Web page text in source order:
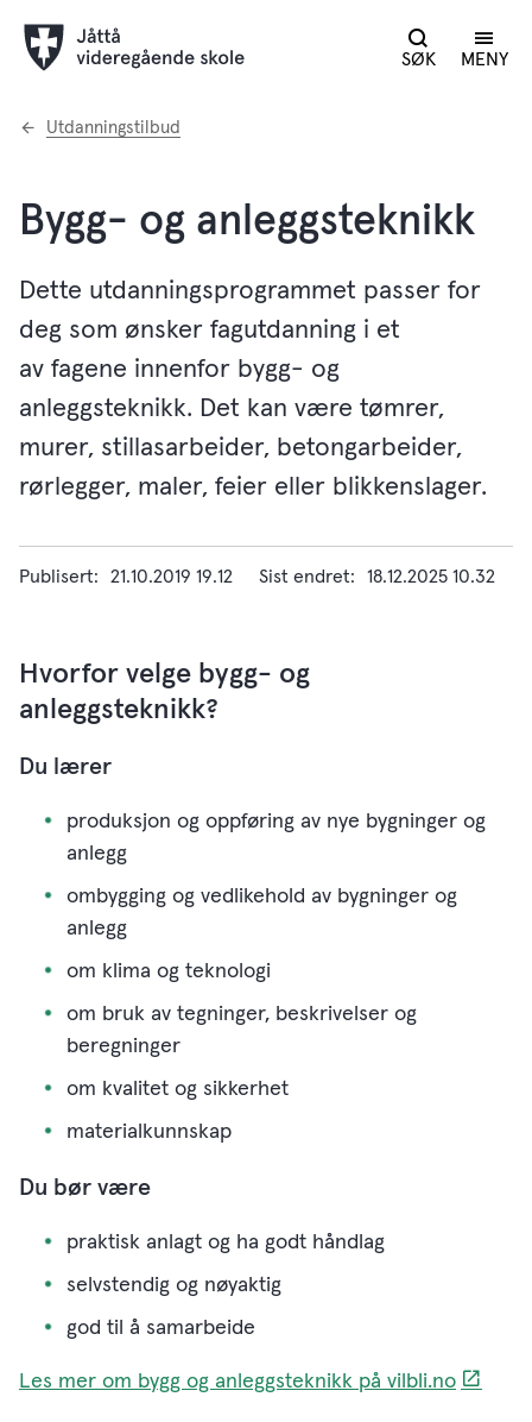
SØK MENY
Du
Utdanningstilbud
Bygg- og anleggsteknikk
Dette utdanningsprogrammet passer for
deg som ønsker fagutdanning i et
av fagene innenfor bygg- og
anleggsteknikk. Det kan være tømrer,
murer, stillasarbeider, betongarbeider,
rørlegger, maler, feier eller blikkenslager.
Publisert 21.10.2019 19.12 Sist endret 18.12.2025 10.32
Hvorfor velge bygg- og
anleggsteknikk?
Du lærer
produksjon og oppføring av nye bygninger og
anlegg
ombygging og vedlikehold av bygninger og
anlegg
om klima og teknologi
om bruk av tegninger, beskrivelser og
beregninger
om kvalitet og sikkerhet
materialkunnskap
Du bør være
praktisk anlagt og ha godt håndlag
selvstendig og nøyaktig
god til å samarbeide
Les mer om bygg og anleggsteknikk på vilbli.no